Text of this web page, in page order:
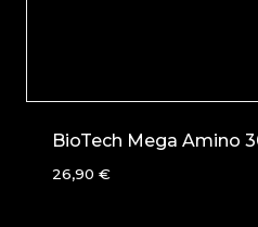
BioTech Mega Amino
26,90 €